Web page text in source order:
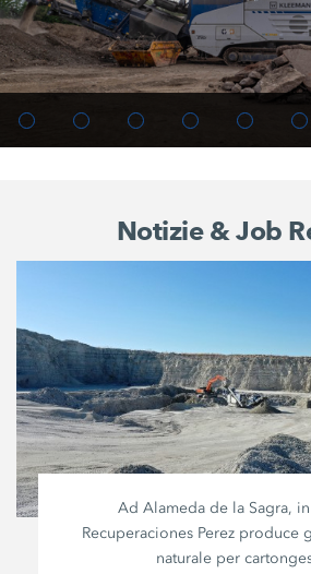
Notizie & Job
Ad Alameda de la Sagra,
Recuperaciones Perez produce
naturale per